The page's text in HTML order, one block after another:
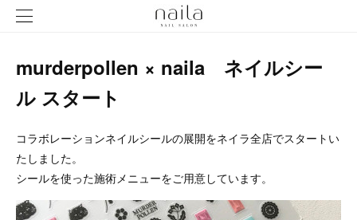
murderpollen × naila ネイルシー
ル スタート
コラボレーションネイルシールの展開をネイラ全店でスタートい
たしました。
シールを使った施術メニューをご用意しています。